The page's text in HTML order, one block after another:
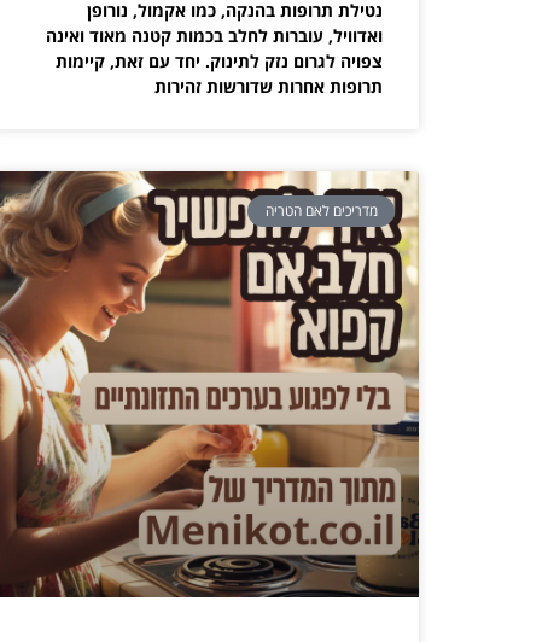
נטילת תרופות בהנקה, כמו אקמול, נורופן
ואדוויל, עוברות לחלב בכמות קטנה מאוד ואינה
צפויה לגרום נזק לתינוק. יחד עם זאת, קיימות
תרופות אחרות שדורשות זהירות
מדריכים לאם הטריה